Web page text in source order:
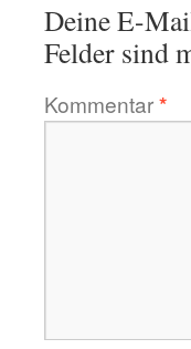
Deine E-
Felder sind
Kommentar*